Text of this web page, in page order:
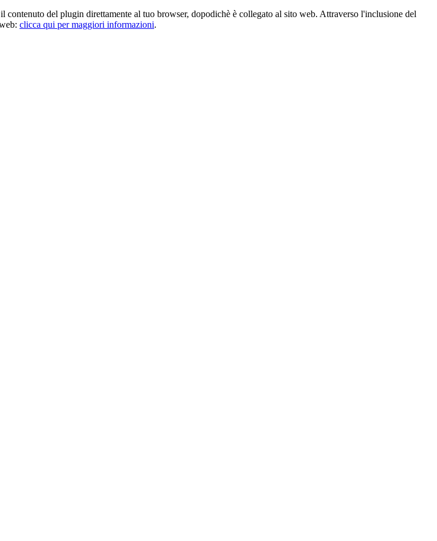
del plugin direttamente al tuo browser, dopodichè è collegato al sito web. Attraverso l'inclusione del
clicca qui per maggiori informazioni.